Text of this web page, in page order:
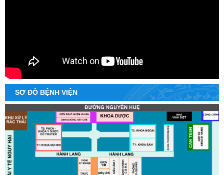
SƠ ĐỒ BỆNH VIỆN
916/CV-BVKVNH
Tên:(Công văn yêu cầu báo giá sửa chữa máy CT Scanner)
Ngày ban hành: (07/08/2026)
Số:
906/CV-BVKVNH
Tên:
(Công văn yêu cầu báo giá Bình tích áp dùng cho hệ thống
cấp nước RO)
Ngày ban hành: (03/08/2026)